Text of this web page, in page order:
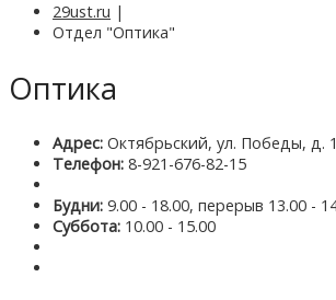
29ust.ru |
Отдел "Оптика"
Оптика
Адрес: Октябрьский, ул. Победы, д.
Телефон: 8-921-676-82-15
Будни: 9.00 - 18.00, перерыв 13.00 -
Суббота: 10.00 - 15.00